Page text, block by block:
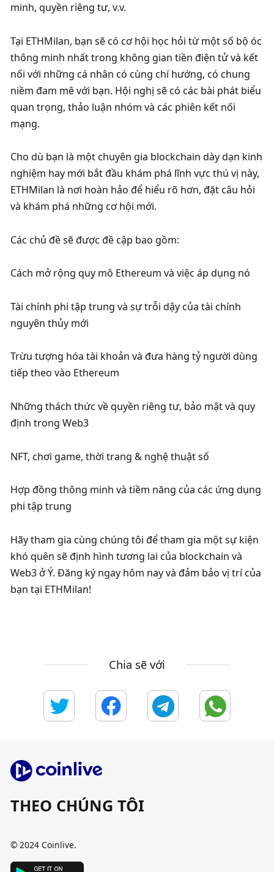
minh, quyền riêng tư, v.v.
Tại ETHMilan, bạn sẽ có cơ hội học hỏi từ một số bộ óc
thông minh nhất trong không gian tiền điện tử và kết
nối với những cá nhân có cùng chí hướng, có chung
niềm đam mê với bạn. Hội nghị sẽ có các bài phát biểu
quan trọng, thảo luận nhóm và các phiên kết nối
mạng.
Cho dù bạn là một chuyên gia blockchain dày dạn kinh
nghiệm hay mới bắt đầu khám phá lĩnh vực thú vị này,
ETHMilan là nơi hoàn hảo để hiểu rõ hơn, đặt câu hỏi
và khám phá những cơ hội mới.
Các chủ đề sẽ được đề cập bao gồm:
Cách mở rộng quy mô Ethereum và việc áp dụng nó
Tài chính phi tập trung và sự trỗi dậy của tài chính
nguyên thủy mới
Trừu tượng hóa tài khoản và đưa hàng tỷ người dùng
tiếp theo vào Ethereum
Những thách thức về quyền riêng tư, bảo mật và quy
định trong Web3
NFT, chơi game, thời trang & nghệ thuật số
Hợp đồng thông minh và tiềm năng của các ứng dụng
phi tập trung
Hãy tham gia cùng chúng tôi để tham gia một sự kiện
khó quên sẽ định hình tương lai của blockchain và
Web3 ở Ý. Đăng ký ngay hôm nay và đảm bảo vị trí của
bạn tại ETHMilan!
Chia sẽ với
THEO CHÚNG TÔI
© 2024 Coinlive.